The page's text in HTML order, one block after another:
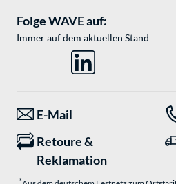
Folge WAVE auf:
Immer auf dem aktuellen Stand
E-Mail
Retoure &
Reklamation
*